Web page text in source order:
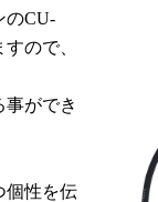
のCU-
ので、
ができ
個性を伝